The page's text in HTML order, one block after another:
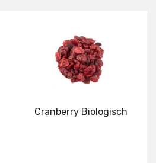
Cranberry Biologisch